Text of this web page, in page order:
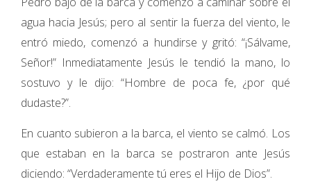
agua hacia Jesús; pero al sentir la fuerza del viento, le
entró miedo, comenzó a hundirse y gritó: “¡Sálvame,
Señor!” Inmediatamente Jesús le tendió la mano, lo
sostuvo y le dijo: “Hombre de poca fe, ¿por qué
dudaste?”.
En cuanto subieron a la barca, el viento se calmó. Los
que estaban en la barca se postraron ante Jesús
diciendo: “Verdaderamente tú eres el Hijo de Dios”.